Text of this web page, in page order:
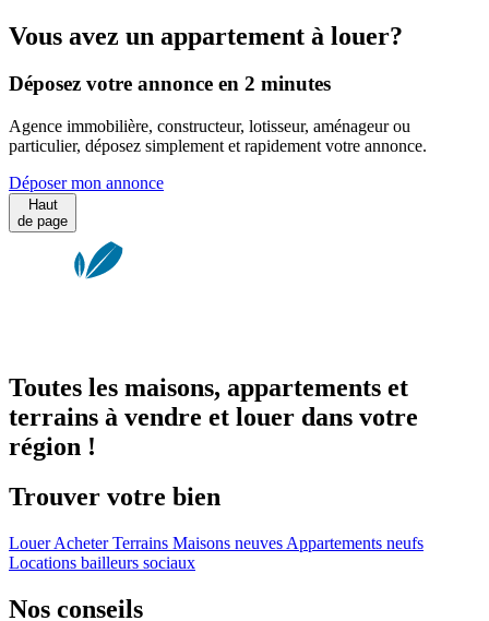
Vous avez un appartement à louer?
Déposez votre annonce en 2 minutes
Agence immobilière, constructeur, lotisseur, aménageur ou
particulier, déposez simplement et rapidement votre annonce.
Déposer mon annonce
Haut
de page
Toutes les maisons, appartements et
terrains à vendre et louer dans votre
région !
Trouver votre bien
LouerAcheterTerrains Maisons neuves Appartements neufs
Locations bailleurs sociaux
Nos conseils